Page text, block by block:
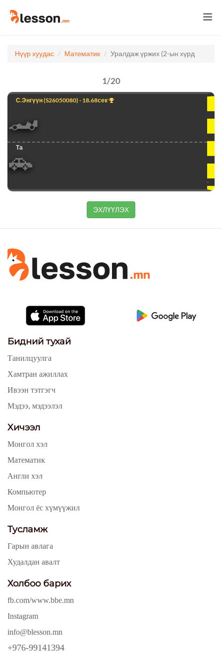
Нүүр хуудас Математик Уралдаж үржих (2-ын хүрд
1/20
С.Энгүүн(S26050080) - 18.68сек
🏎️
Та
🚗
ЭХЛҮҮЛЭХ
Бидний тухай
Танилцуулга
Хамтран ажиллах
Ивээн тэтгэгч
Мэдээ, мэдээлэл
Хичээл
Монгол хэл
Математик
Англи хэл
Компьютер
Монгол ёс хүмүүжил
Тусламж
Гарын авлага
Худалдан авалт
Холбоо барих
fb.com/www.bbe.mn
Instagram
info@blesson.mn
+976-99141394